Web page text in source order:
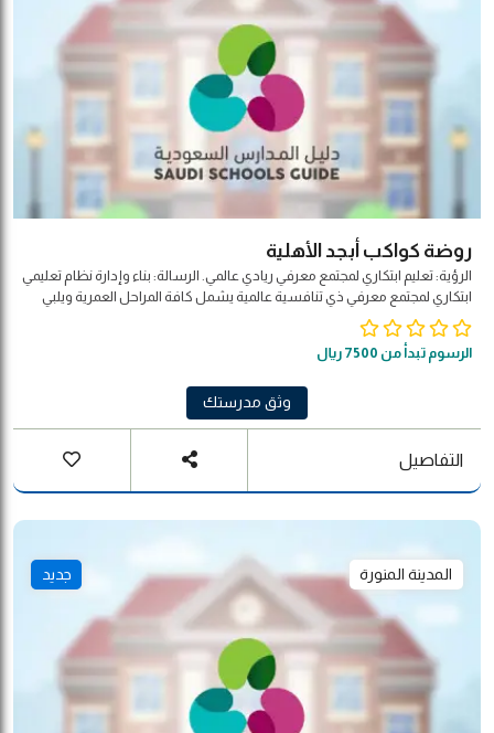
روضة كواكب أبجد الأهلية
الرؤية: تعليم ابتكاري لمجتمع معرفي ريادي عالمي. الرسالة: بناء وإدارة نظام تعليمي
ابتكاري لمجتمع معرفي ذي تنافسية عالمية يشمل كافة المراحل العمرية ويلبي
احتياجات سوق العمل المستقبلية وذلك من خلال ضمان جودة مخرجات وزارة
التربية والتعليم وتقديم خدمات متميزة للمتعاملين الداخليين والخارجيين
الرسوم تبدأ من 7500 ريال
وثق مدرستك
التفاصيل
المدينة المنورة جديد